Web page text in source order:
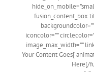
class=””
iconcolor=””
image_max_width=””
animation_direction=”left” animation_speed=”0.3″ ]Your Content Goes
Here[/